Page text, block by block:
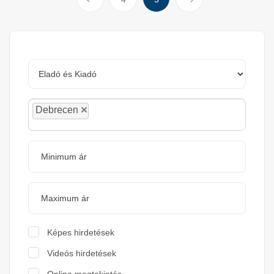
×
Debrecen
Képes hirdetések
Videós hirdetések